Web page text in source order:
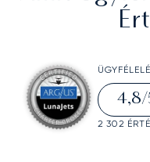
4,8/
2 302